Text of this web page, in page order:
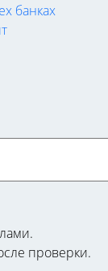
банках
проверки.